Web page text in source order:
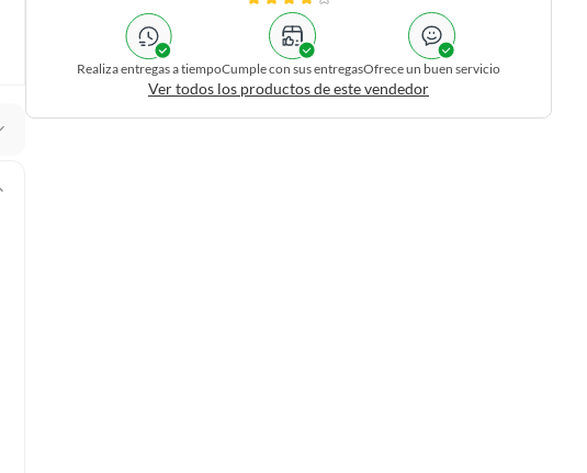
Realiza entregas a tiempoCumple con sus entregasOfrece un buen servicio
Ver todos los productos de este vendedor